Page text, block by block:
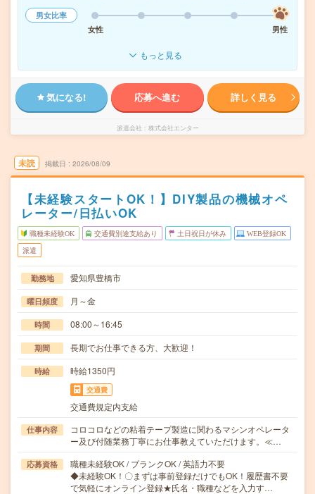
男女比率
女性
男性
もっと見る
気になる! 応募へ進む 詳しく見る
派遣会社 株式会社エンター
未読 掲載日 2026/08/09
【未経験スタートOK！】DIY製品の機械オペ
レーター/日払いOK
職種未経験OK 交通費別途支給あり 土日祝日が休み WEB登録OK
派遣
勤務地 愛知県豊橋市
曜日頻度 月～金
時間 08:00～16:45
期間 長期でお仕事できる方、大歓迎！
時給 時給1350円
交通費
交通費規定内支給
仕事内容
コロコロなどの粘着テープ製造に関わるマシンオペレータ
ー及び付随業務丁寧にお仕事教えていただけます。≪…
応募資格
職種未経験OK / ブランクOK / 英語力不要
◆未経験OK！〇まずは事前登録だけでもOK！履歴書不要
で気軽にオンライン登録★氏名・職種などを入力す…